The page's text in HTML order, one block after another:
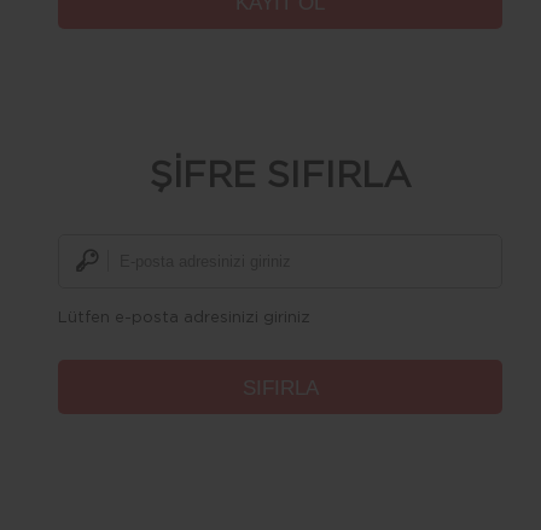
ŞİFRE SIFIRLA
Lütfen e-posta adresinizi giriniz